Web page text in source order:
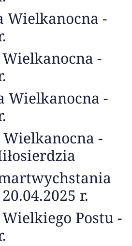
Wielkanocna -
-
Wielkanocna -
-
r.
Postu -